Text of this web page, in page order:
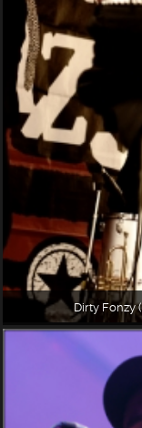
Dirty Fonzy